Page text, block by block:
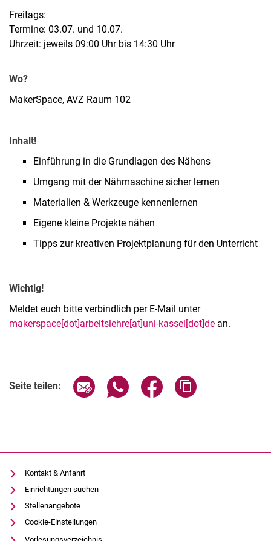
Freitags:
Termine: 03.07. und 10.07.
Uhrzeit: jeweils 09:00 Uhr bis 14:30 Uhr
Wo?
MakerSpace, AVZ Raum 102
Inhalt!
Einführung in die Grundlagen des Nähens
Umgang mit der Nähmaschine sicher lernen
Materialien & Werkzeuge kennenlernen
Eigene kleine Projekte nähen
Tipps zur kreativen Projektplanung für den Unterricht
Wichtig!
Meldet euch bitte verbindlich per E-Mail unter
makerspace[dot]arbeitslehre[at]uni-kassel[dot]de an.
Seite teilen: Seite über E-Mail teilen
Seite über WhatsApp teilen
Seite über Facebook
Kontakt & Anfahrt
Einrichtungen suchen
Stellenangebote
Cookie-Einstellungen